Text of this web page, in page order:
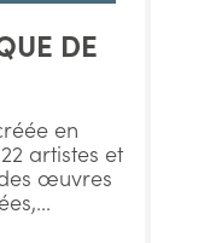
DE
en
artistes et
œuvres